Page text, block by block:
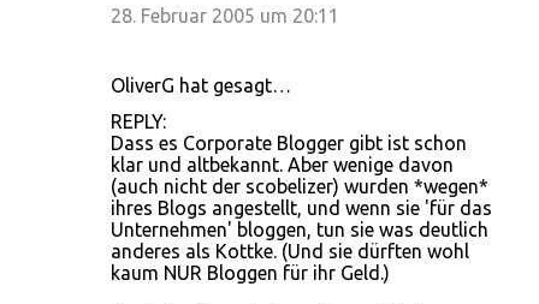
28. Februar 2005 um 20:11
OliverG hat gesagt…
REPLY:
Dass es Corporate Blogger gibt ist schon
klar und altbekannt. Aber wenige davon
(auch nicht der scobelizer) wurden *wegen*
ihres Blogs angestellt, und wenn sie 'für das
Unternehmen' bloggen, tun sie was deutlich
anderes als Kottke. (Und sie dürften wohl
kaum NUR Bloggen für ihr Geld.)